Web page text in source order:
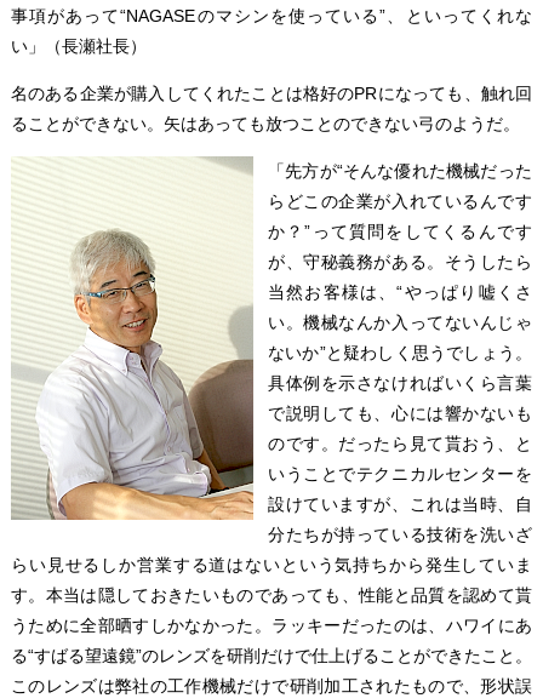
事項があって“NAGASEのマシンを使っている”、といってくれな
い」（長瀬社長）
名のある企業が購入してくれたことは格好のPRになっても、触れ回
ることができない。矢はあっても放つことのできない弓のようだ。
「先方が“そんな優れた機械だった
らどこの企業が入れているんです
か？”って質問をしてくるんです
が、守秘義務がある。そうしたら
当然お客様は、“やっぱり嘘くさ
い。機械なんか入ってないんじゃ
ないか”と疑わしく思うでしょう。
具体例を示さなければいくら言葉
で説明しても、心には響かないも
のです。だったら見て貰おう、と
いうことでテクニカルセンターを
設けていますが、これは当時、自
分たちが持っている技術を洗いざ
らい見せるしか営業する道はないという気持ちから発生していま
す。本当は隠しておきたいものであっても、性能と品質を認めて貰
うために全部晒すしかなかった。ラッキーだったのは、ハワイにあ
る“すばる望遠鏡”のレンズを研削だけで仕上げることができたこと。
このレンズは弊社の工作機械だけで研削加工されたもので、形状誤